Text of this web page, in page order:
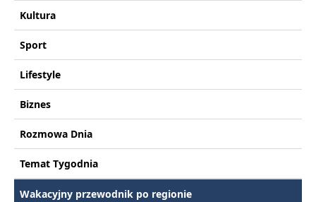
Kultura
Sport
Lifestyle
Biznes
Rozmowa Dnia
Temat Tygodnia
Wakacyjny przewodnik po regionie